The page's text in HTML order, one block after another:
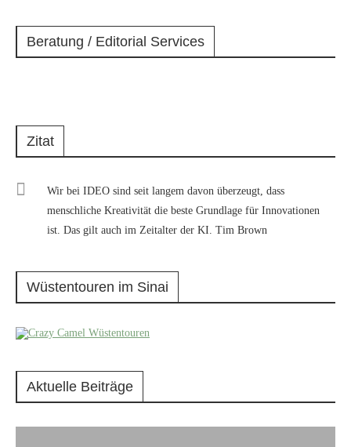
Beratung / Editorial Services
Zitat
Wir bei IDEO sind seit langem davon überzeugt, dass
menschliche Kreativität die beste Grundlage für Innovationen
ist. Das gilt auch im Zeitalter der KI. Tim Brown
Wüstentouren im Sinai
Aktuelle Beiträge